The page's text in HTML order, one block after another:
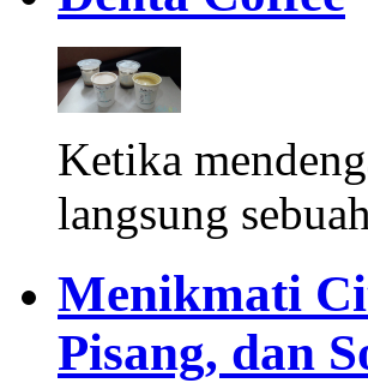
Ketika
langsung
Menikmati
Pisang, dan